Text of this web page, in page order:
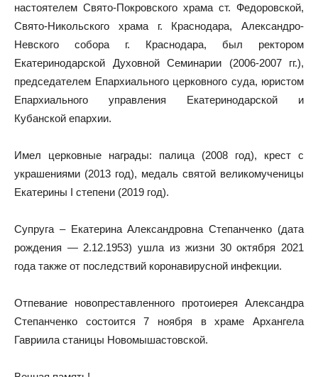
настоятелем Свято-Покровского храма ст. Федоровской,
Свято-Никольского храма г. Краснодара, Александро-
Невского собора г. Краснодара, был ректором
Екатеринодарской Духовной Семинарии (2006-2007 гг.),
председателем Епархиального церковного суда, юристом
Епархиального управления Екатеринодарской и
Кубанской епархии.
Имел церковные награды: палица (2008 год), крест с
украшениями (2013 год), медаль святой великомученицы
Екатерины I степени (2019 год).
Супруга – Екатерина Александровна Степанченко (дата
рождения — 2.12.1953) ушла из жизни 30 октября 2021
года также от последствий коронавирусной инфекции.
Отпевание новопреставленного протоиерея Александра
Степанченко состоится 7 ноября в храме Архангела
Гавриила станицы Новомышастовской.